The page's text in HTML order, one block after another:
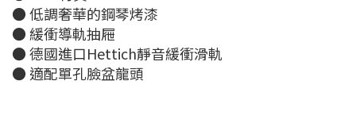
● 低調奢華的鋼琴烤漆
● 緩衝導軌抽屜
● 德國進口Hettich靜音緩衝滑軌
● 適配單孔臉盆龍頭